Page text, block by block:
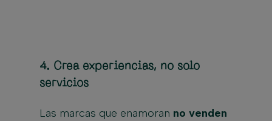
4. Crea experiencias, no solo
servicios
Las marcas que enamoran no venden